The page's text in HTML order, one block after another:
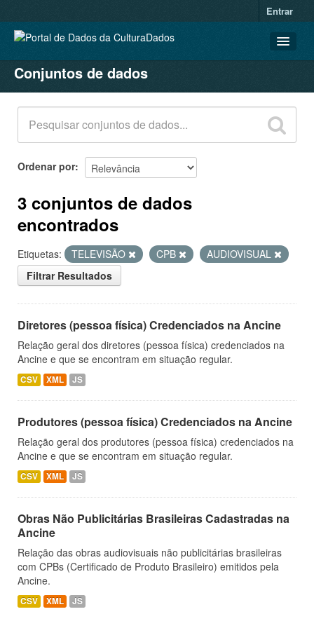
Entrar
CONJUNTOS DE DADOS
ORGANIZAÇÕES
GRUPOS
SOBRE
Conjuntos de dados
Ordenar por
3 conjuntos de dados
encontrados
Etiquetas: TELEVISÃO CPB
AUDIOVISUAL
Filtrar Resultados
Diretores (pessoa física) Credenciados na Ancine
Relação geral dos diretores (pessoa física) credenciados na
Ancine e que se encontram em situação regular.
CSV XML JS
Produtores (pessoa física) Credenciados na Ancine
Relação geral dos produtores (pessoa física) credenciados na
Ancine e que se encontram em situação regular.
CSV XML JS
Obras Não Publicitárias Brasileiras Cadastradas na
Ancine
Relação das obras audiovisuais não publicitárias brasileiras
com CPBs (Certificado de Produto Brasileiro) emitidos pela
Ancine.
CSV XML JS